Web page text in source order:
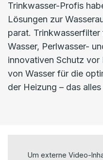
Trinkwasser-Profis
Lösungen zur
parat.
Wasser, Perlwasser-
innovativen Schutz
von Wasser für die
der Heizung – das
Um externe Video-